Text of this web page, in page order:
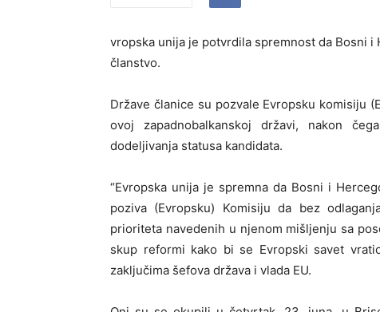
vropska unija je potvrdila spremnost da Bosni
članstvo.
Države članice su pozvale Evropsku komisiju
ovoj zapadnobalkanskoj državi, nakon
dodeljivanja statusa kandidata.
“Evropska unija je spremna da Bosni i
poziva (Evropsku) Komisiju da bez
prioriteta navedenih u njenom mišljenju sa
skup reformi kako bi se Evropski savet
zaključima šefova država i vlada EU.